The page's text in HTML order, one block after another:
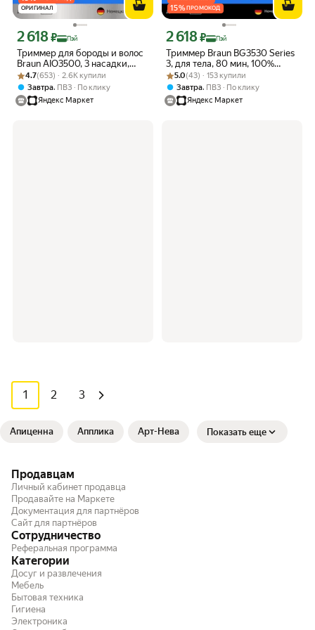
ОРИГИНАЛ
Триммер для бороды и волос
Braun AIO3500, 3 насадки,
серый
Цена с картой Яндекс Пэй 2618 ₽ вместо
2 618₽ Пэй
Рейтинг товара: 4.7 из 5
Оценок: (653) · 2.6K купили
4.7(653) · 2.6K купили
Завтра, ПВЗ
По клику
Яндекс Маркет
15%ПРОМОКОД
Триммер Braun BG3530 Series
3, для тела, 80 мин, 100%
водозащита, светло-серый
Цена с картой Яндекс Пэй 2618 ₽
2 618₽ Пэй
Рейтинг товара: 5.0 из 5
Оценок: (43) · 153 купили
5.0(43) · 153 купили
Завтра, ПВЗ
По клику
Яндекс Маркет
1 2 3
Апиценна Апплика Арт-Нева Показать еще
Продавцам
Личный кабинет продавца
Продавайте на Маркете
Документация для партнёров
Сайт для партнёров
Сотрудничество
Реферальная программа
Категории
Досуг и развлечения
Мебель
Бытовая техника
Гигиена
Электроника